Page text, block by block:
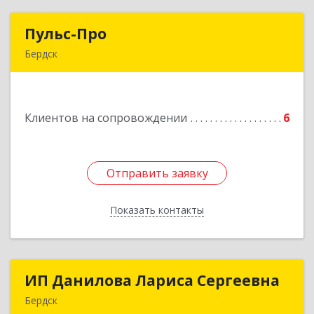
Пульс-Про
Бердск
Клиентов на сопровождении 6
Отправить заявку
Показать контакты
Подробнее
Отправить заявку
Назад
ИП Данилова Лариса Сергеевна
Бердск
ИП Данилова Лариса Сергеевна